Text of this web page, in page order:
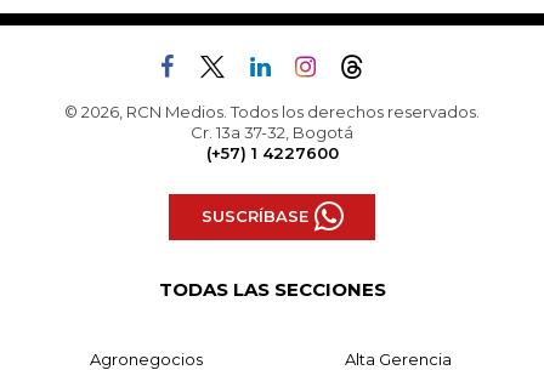
© 2026, RCN Medios. Todos los derechos reservados.
Cr. 13a 37-32, Bogotá
(+57) 1 4227600
SUSCRÍBASE
TODAS LAS SECCIONES
Agronegocios Alta Gerencia